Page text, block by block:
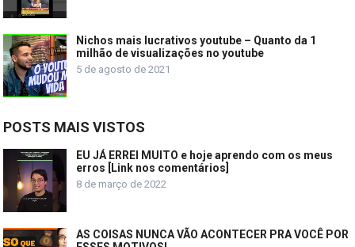
Nichos mais lucrativos youtube – Quanto da 1
milhão de visualizações no youtube
5 de agosto de 2021
POSTS MAIS VISTOS
EU JÁ ERREI MUITO e hoje aprendo com os meus
erros [Link nos comentários]
8 de março de 2022
AS COISAS NUNCA VÃO ACONTECER PRA VOCÊ POR